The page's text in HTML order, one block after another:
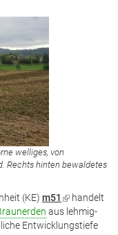
welliges, von
Rechts hinten bewaldetes
(KE) m51 (Link
ist
extern)
handelt
aus lehmig-
Entwicklungstiefe